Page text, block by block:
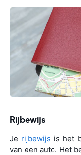
Rijbewijs
Je rijbewijs is het
van een auto. Het